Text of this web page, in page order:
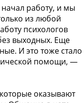
работу, и мы
из любой
психологов
выходных. Еще
И это тоже стало
помощи, —
оказывают